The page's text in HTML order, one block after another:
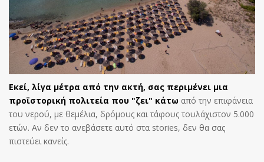
Εκεί, λίγα μέτρα από την ακτή, σας περιμένει μια
προϊστορική πολιτεία που "ζει" κάτω από την επιφάνεια
του νερού, με θεμέλια, δρόμους και τάφους τουλάχιστον 5.000
ετών. Αν δεν το ανεβάσετε αυτό στα stories, δεν θα σας
πιστεύει κανείς.